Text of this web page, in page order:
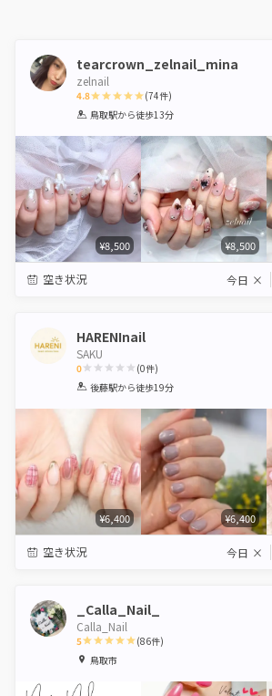
tearcrown_zelnail_mina
zelnail
4.8
1 2 3 4 5
(74件)
鳥取駅から徒歩13分
¥8,500 ¥8,500
空き状況 今日 ×
HARENInail
SAKU
0
1 2 3 4 5
(0件)
後藤駅から徒歩19分
¥6,400 ¥6,400
空き状況 今日 ×
_Calla_Nail_
Calla_Nail
5
1 2 3 4
(86件)
鳥取市